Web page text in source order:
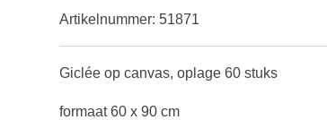
Artikelnummer: 51871
Giclée op canvas, oplage 60 stuks
formaat 60 x 90 cm